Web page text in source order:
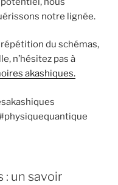
notre lignée.
du schémas,
n’hésitez pas à
akashiques.
: un savoir